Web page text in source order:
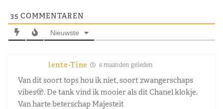
35 COMMENTAREN
Nieuwste
lente-Tine 6 maanden geleden
Van dit soort tops hou ik niet, soort zwangerschaps
vibes🫣. De tank vind ik mooier als dit Chanel klokje.
Van harte beterschap Majesteit